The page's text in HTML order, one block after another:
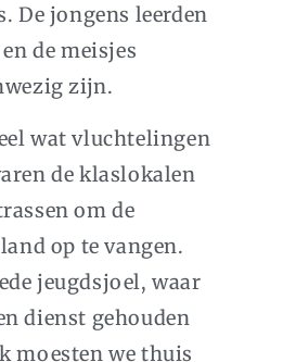
De jongens leerden
de meisjes
zijn.
wat vluchtelingen
de klaslokalen
om de
op te vangen.
jeugdsjoel, waar
dienst gehouden
moesten we thuis